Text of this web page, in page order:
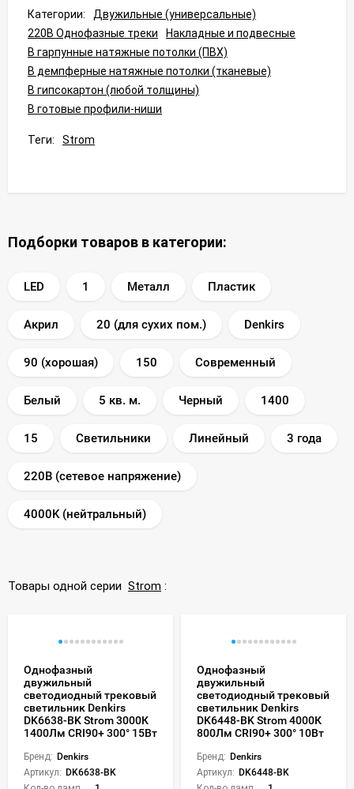
Категории:
Двужильные (универсальные)
220В Однофазные треки
Накладные и подвесные
В гарпунные натяжные потолки (ПВХ)
В демпферные натяжные потолки (тканевые)
В гипсокартон (любой толщины)
В готовые профили-ниши
Теги: Strom
Подборки товаров в категории:
LED 1 Металл Пластик
Акрил 20 (для сухих пом.) Denkirs
90 (хорошая) 150 Современный
Белый 5 кв. м. Черный 1400
15 Светильники Линейный 3 года
220В (сетевое напряжение)
4000K (нейтральный)
Товары одной серии Strom :
Однофазный
двужильный
светодиодный трековый
светильник Denkirs
DK6638-BK Strom 3000К
1400Лм CRI90+ 300° 15Вт
Бренд: Denkirs
Артикул: DK6638-BK
Однофазный
двужильный
светодиодный трековый
светильник Denkirs
DK6448-BK Strom 4000К
800Лм CRI90+ 300° 10Вт
Бренд: Denkirs
Артикул: DK6448-BK